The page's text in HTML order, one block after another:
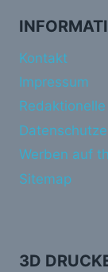
Kontakt
Impressum
Werben auf
Sitemap
3D